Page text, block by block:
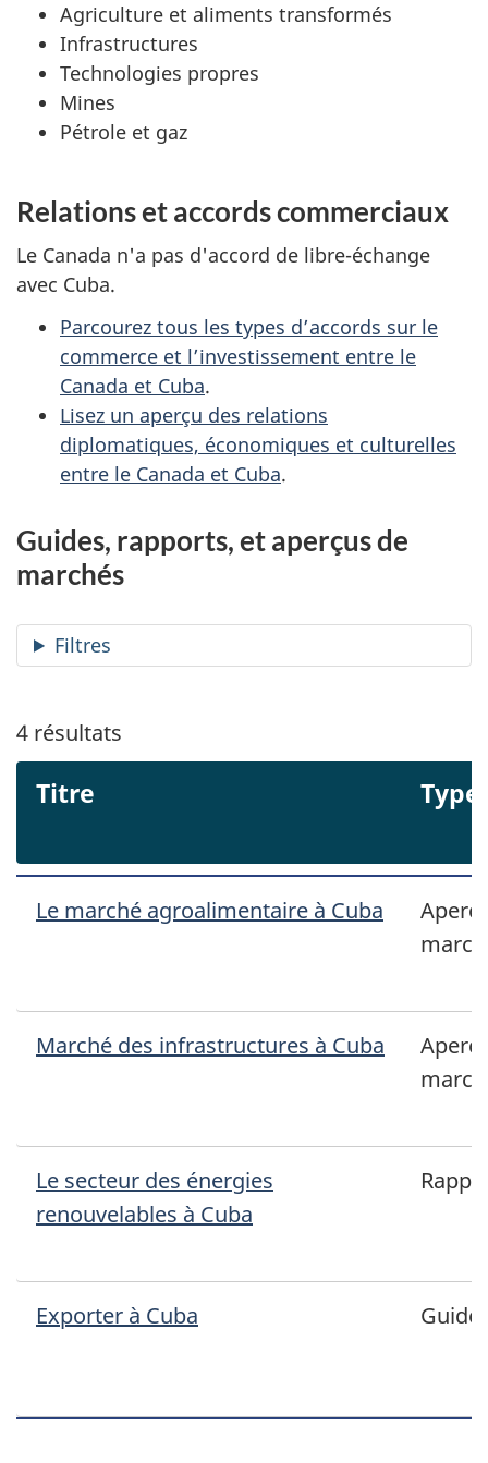
Agriculture et aliments transformés
Infrastructures
Technologies propres
Mines
Pétrole et gaz
Relations et accords commerciaux
Le Canada n'a pas d'accord de libre-échange
avec Cuba.
Parcourez tous les types d’accords sur le
commerce et l’investissement entre le
Canada et Cuba.
Lisez un aperçu des relations
diplomatiques, économiques et culturelles
entre le Canada et Cuba.
Guides, rapports, et aperçus de
marchés
Filtres
4 résultats
Titre Type
Le marché agroalimentaire à Cuba
Marché des infrastructures à Cuba
Le secteur des énergies
renouvelables à Cuba
Exporter à Cuba Guide